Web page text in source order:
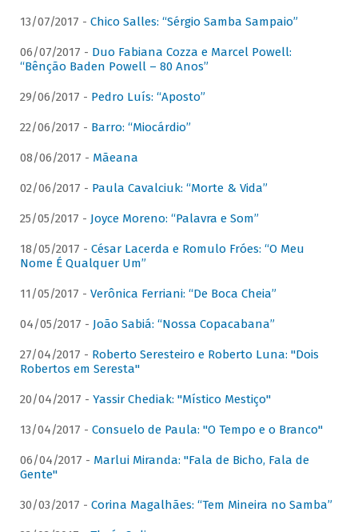
13/07/2017 - Chico Salles: “Sérgio Samba Sampaio”
06/07/2017 - Duo Fabiana Cozza e Marcel Powell:
“Bênção Baden Powell – 80 Anos”
29/06/2017 - Pedro Luís: “Aposto”
22/06/2017 - Barro: “Miocárdio”
08/06/2017 - Mãeana
02/06/2017 - Paula Cavalciuk: “Morte & Vida”
25/05/2017 - Joyce Moreno: “Palavra e Som”
18/05/2017 - César Lacerda e Romulo Fróes: “O Meu
Nome É Qualquer Um”
11/05/2017 - Verônica Ferriani: “De Boca Cheia”
04/05/2017 - João Sabiá: “Nossa Copacabana”
27/04/2017 - Roberto Seresteiro e Roberto Luna: "Dois
Robertos em Seresta"
20/04/2017 - Yassir Chediak: "Místico Mestiço"
13/04/2017 - Consuelo de Paula: "O Tempo e o Branco"
06/04/2017 - Marlui Miranda: "Fala de Bicho, Fala de
Gente"
30/03/2017 - Corina Magalhães: “Tem Mineira no Samba”